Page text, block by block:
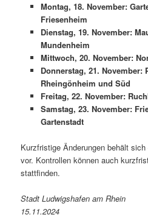
Montag, 18. November:
Friesenheim
Dienstag, 19. November:
Mundenheim
Mittwoch, 20. November:
Donnerstag, 21. November:
Rheingönheim und Süd
Freitag, 22. November:
Samstag, 23. November:
Gartenstadt
Kurzfristige Änderungen behält
vor. Kontrollen können auch
stattfinden.
Stadt Ludwigshafen am Rhein
15.11.2024